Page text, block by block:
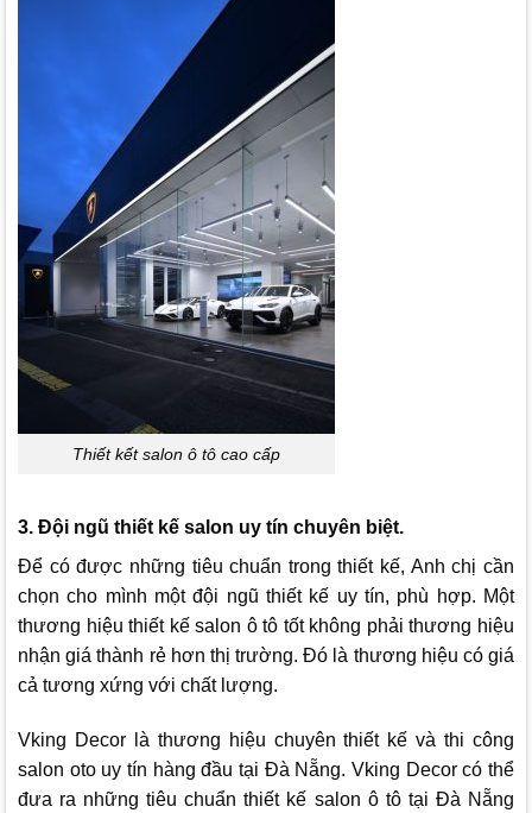
Thiết kết salon ô tô cao cấp
3. Đội ngũ thiết kế salon uy tín chuyên biệt.
Để có được những tiêu chuẩn trong thiết kế, Anh chị cần
chọn cho mình một đội ngũ thiết kế uy tín, phù hợp. Một
thương hiệu thiết kế salon ô tô tốt không phải thương hiệu
nhận giá thành rẻ hơn thị trường. Đó là thương hiệu có giá
cả tương xứng với chất lượng.
Vking Decor
là thương hiệu chuyên thiết kế và thi công
salon oto uy tín hàng đầu tại Đà Nẵng. Vking Decorcó thể
đưa ra những tiêu chuẩn thiết kế salon ô tô tại Đà Nẵng